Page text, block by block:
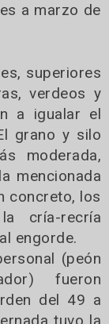
a marzo de
superiores
verdeos y
a igualar el
grano y silo
moderada,
mencionada
concreto, los
cría-recría
engorde.
(peón
fueron
del 49 a